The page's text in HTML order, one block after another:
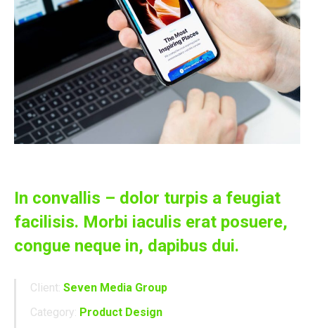
In convallis – dolor turpis a feugiat
facilisis. Morbi iaculis erat posuere,
congue neque in, dapibus dui.
Client: Seven Media Group
Category: Product Design